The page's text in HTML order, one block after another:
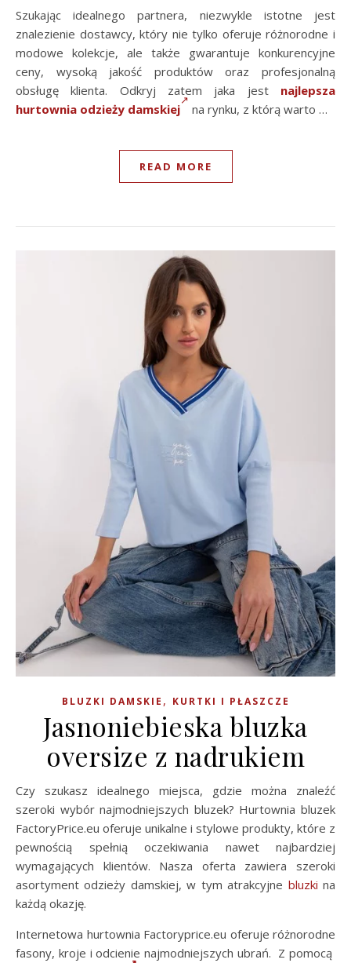
Szukając idealnego partnera, niezwykle istotne jest
znalezienie dostawcy, który nie tylko oferuje różnorodne i
modowe kolekcje, ale także gwarantuje konkurencyjne
ceny, wysoką jakość produktów oraz profesjonalną
obsługę klienta. Odkryj zatem jaka jest najlepsza
hurtownia odzieży damskiej
na rynku, z którą warto …
READ MORE
BLUZKI DAMSKIE , KURTKI I PŁASZCZE
Jasnoniebieska bluzka
oversize z nadrukiem
Czy szukasz idealnego miejsca, gdzie można znaleźć
szeroki wybór najmodniejszych bluzek? Hurtownia bluzek
FactoryPrice.eu oferuje unikalne i stylowe produkty, które z
pewnością spełnią oczekiwania nawet najbardziej
wymagających klientów. Nasza oferta zawiera szeroki
asortyment odzieży damskiej, w tym atrakcyjne bluzki na
każdą okazję.
Internetowa hurtownia Factoryprice.eu oferuje różnorodne
fasony, kroje i odcienie najmodniejszych ubrań. Z pomocą